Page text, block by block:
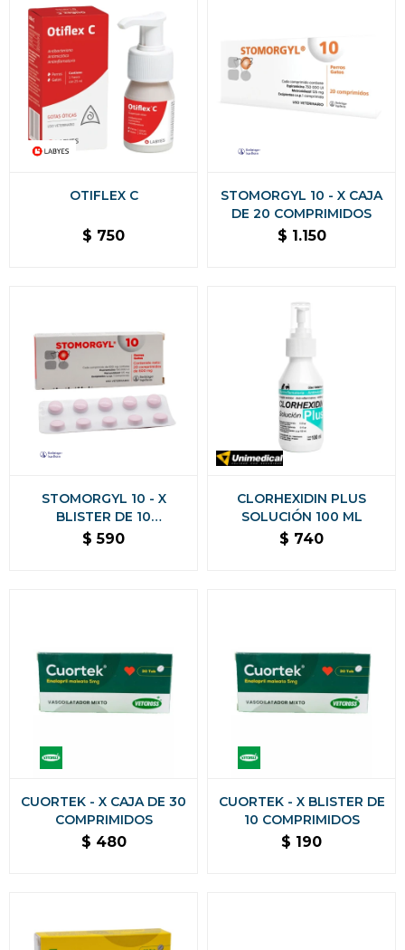
OTIFLEX C
$ 750
STOMORGYL 10 - X CAJA
DE 20 COMPRIMIDOS
$ 1.150
STOMORGYL 10 - X
BLISTER DE 10
COMPRIMIDOS
$ 590
CLORHEXIDIN PLUS
SOLUCIÓN 100 ML
$ 740
CUORTEK - X CAJA DE 30
COMPRIMIDOS
$ 480
CUORTEK - X BLISTER DE
10 COMPRIMIDOS
$ 190